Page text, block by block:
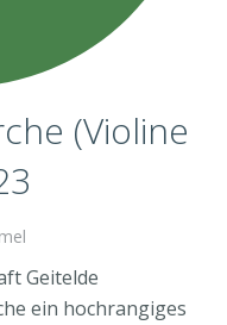
(Violine
Geitelde
ein hochrangiges